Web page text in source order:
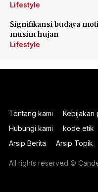
Lifestyle
Signifikansi budaya
musim hujan
Lifestyle
Tentang kami Kebijakan
Hubungi kami
kode etik
Arsip Berita
Arsip Topik
All rights reserved ©